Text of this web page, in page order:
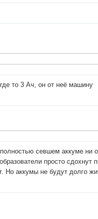
то 3 Ач, он от неё машину
севшем аккуме ни
просто сдохнут
Но аккумы не будут долго